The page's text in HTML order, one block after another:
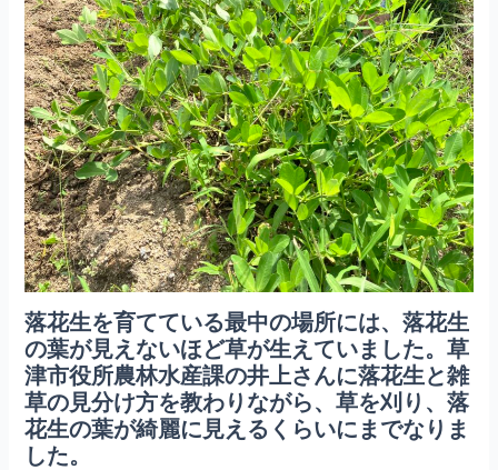
落花生を育てている最中の場所には、落花生
の葉が見えないほど草が生えていました。草
津市役所農林水産課の井上さんに落花生と雑
草の見分け方を教わりながら、草を刈り、落
花生の葉が綺麗に見えるくらいにまでなりま
した。